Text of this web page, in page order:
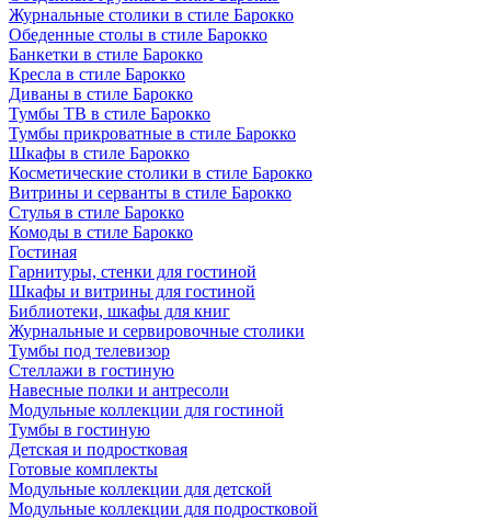
Журнальные столики в стиле Барокко
Обеденные столы в стиле Барокко
Банкетки в стиле Барокко
Кресла в стиле Барокко
Диваны в стиле Барокко
Тумбы ТВ в стиле Барокко
Тумбы прикроватные в стиле Барокко
Шкафы в стиле Барокко
Косметические столики в стиле Барокко
Витрины и серванты в стиле Барокко
Стулья в стиле Барокко
Комоды в стиле Барокко
Гостиная
Гарнитуры, стенки для гостиной
Шкафы и витрины для гостиной
Библиотеки, шкафы для книг
Журнальные и сервировочные столики
Тумбы под телевизор
Стеллажи в гостиную
Навесные полки и антресоли
Модульные коллекции для гостиной
Тумбы в гостиную
Детская и подростковая
Готовые комплекты
Модульные коллекции для детской
Модульные коллекции для подростковой